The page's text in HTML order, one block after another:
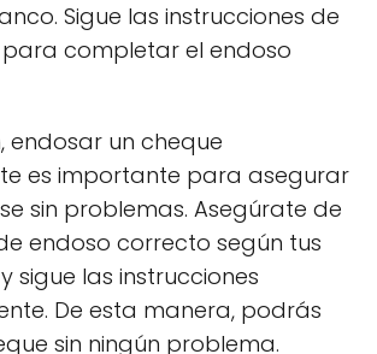
Sigue las instrucciones de
completar el endoso
endosar un cheque
es importante para asegurar
sin problemas. Asegúrate de
endoso correcto según tus
sigue las instrucciones
De esta manera, podrás
sin ningún problema.